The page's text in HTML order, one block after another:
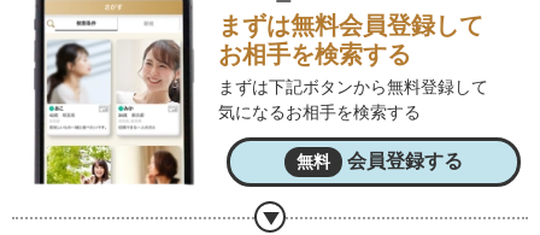
まずは無料会員登録して
お相手を検索する
まずは下記ボタンから無料登録して
気になるお相手を検索する
無料 会員登録する